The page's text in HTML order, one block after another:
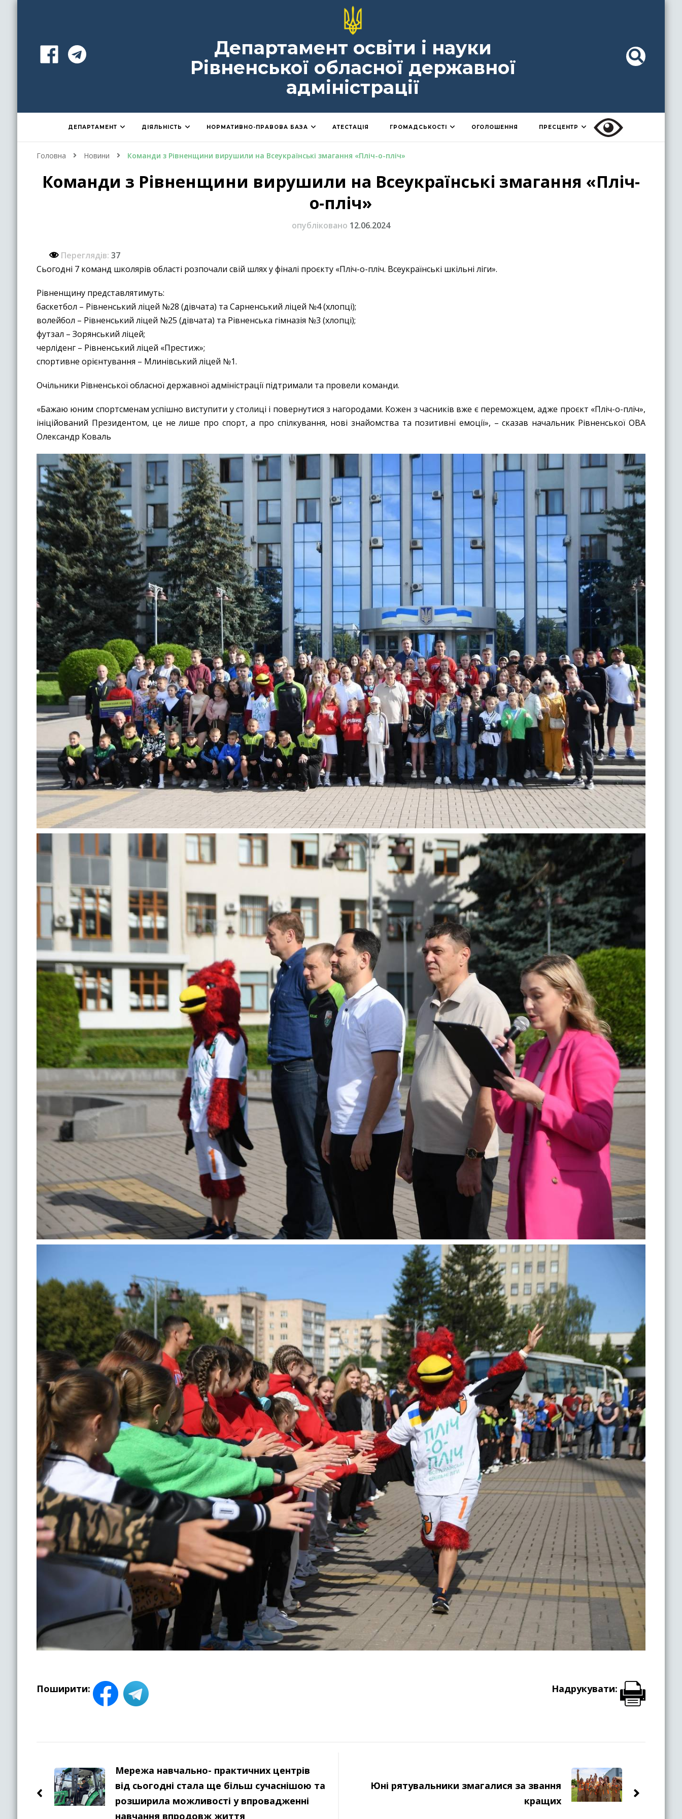
Департамент освіти і науки
Рівненської обласної державної
адміністрації
ДЕПАРТАМЕНТ ДІЯЛЬНІСТЬ НОРМАТИВНО-ПРАВОВА БАЗА АТЕСТАЦІЯ ГРОМАДСЬКОСТІ ОГОЛОШЕННЯ ПРЕСЦЕНТР
Головна Новини Команди з Рівненщини вирушили на Всеукраїнські змагання «Пліч-о-пліч»
Команди з Рівненщини вирушили на Всеукраїнські змагання «Пліч-
о-пліч»
опубліковано 12.06.2024
Переглядів: 37
Сьогодні 7 команд школярів області розпочали свій шлях у фіналі проєкту «Пліч-о-пліч. Всеукраїнські шкільні ліги».
Рівненщину представлятимуть:
баскетбол – Рівненський ліцей №28 (дівчата) та Сарненський ліцей №4 (хлопці);
волейбол – Рівненський ліцей №25 (дівчата) та Рівненська гімназія №3 (хлопці);
футзал – Зорянський ліцей;
черліденг – Рівненський ліцей «Престиж»;
спортивне орієнтування – Млинівський ліцей №1.
Очільники Рівненської обласної державної адміністрації підтримали та провели команди.
«Бажаю юним спортсменам успішно виступити у столиці і повернутися з нагородами. Кожен з часників вже є переможцем, адже проєкт «Пліч-о-пліч»,
ініційований Президентом, це не лише про спорт, а про спілкування, нові знайомства та позитивні емоції», – сказав начальник Рівненської ОВА
Олександр Коваль
Поширити: Надрукувати:
по
запису
Мережа навчально- практичних центрів
від сьогодні стала ще більш сучаснішою та
розширила можливості у впровадженні
навчання впродовж життя
Юні рятувальники змагалися за звання
кращих